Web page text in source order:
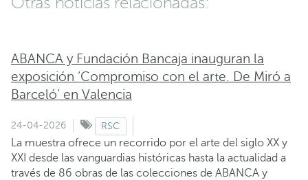
ABANCA y Fundación Bancaja inauguran la
exposición ‘Compromiso con el arte. De Miró a
Barceló’ en Valencia
24-04-2026 RSC
La muestra ofrece un recorrido por el arte del siglo XX y
XXI desde las vanguardias históricas hasta la actualidad a
través de 86 obras de las colecciones de ABANCA y